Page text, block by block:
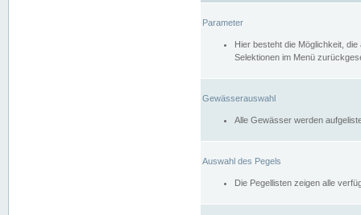
Parameter
Hier besteht die Möglichkeit,
Selektionen im Menü
Gewässerauswahl
Alle Gewässer werden
Auswahl des Pegels
Die Pegellisten zeigen alle